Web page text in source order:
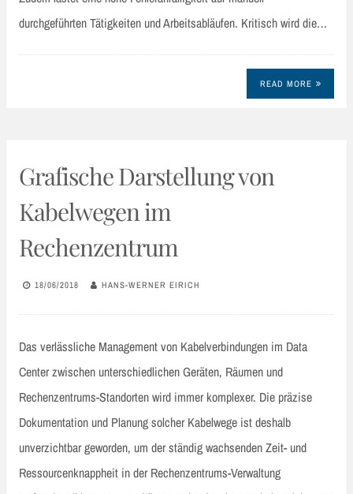
durchgeführten Tätigkeiten und Arbeitsabläufen. Kritisch wird die…
READ MORE
Grafische Darstellung von
Kabelwegen im
Rechenzentrum
18/06/2018 HANS-WERNER EIRICH
Das verlässliche Management von Kabelverbindungen im Data
Center zwischen unterschiedlichen Geräten, Räumen und
Rechenzentrums-Standorten wird immer komplexer. Die präzise
Dokumentation und Planung solcher Kabelwege ist deshalb
unverzichtbar geworden, um der ständig wachsenden Zeit- und
Ressourcenknappheit in der Rechenzentrums-Verwaltung